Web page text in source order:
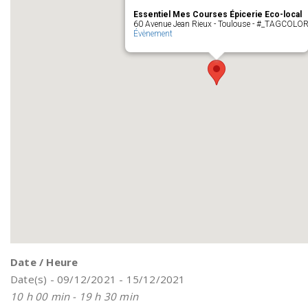
Essentiel Mes Courses Épicerie Eco-local
60 Avenue Jean Rieux - Toulouse - #_TAGCOLOR
Évènement
Date / Heure
Date(s) - 09/12/2021 - 15/12/2021
10 h 00 min - 19 h 30 min